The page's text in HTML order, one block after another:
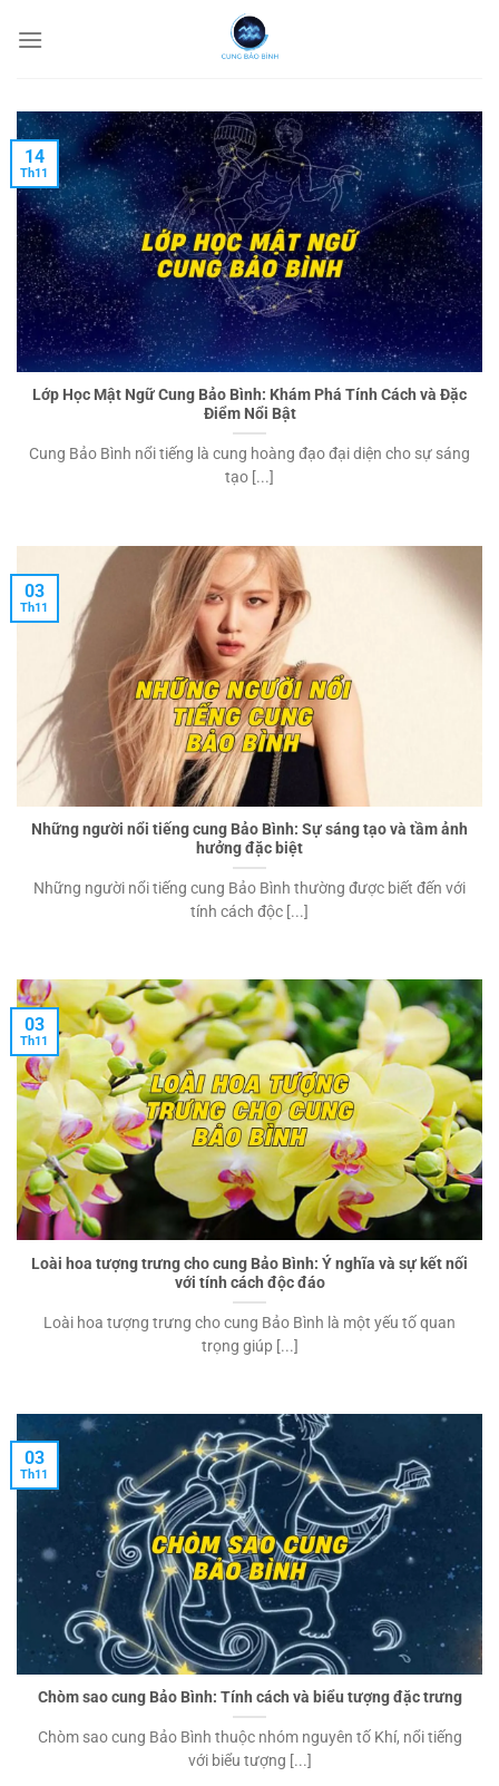
đến
Lớp Học Mật Ngữ Cung Bảo Bình: Khám Phá Tính Cách và Đặc
Điểm Nổi Bật
Cung Bảo Bình nổi tiếng là cung hoàng đạo đại diện cho sự sáng
tạo [...]
14
Th11
Những người nổi tiếng cung Bảo Bình: Sự sáng tạo và tầm ảnh
hưởng đặc biệt
Những người nổi tiếng cung Bảo Bình thường được biết đến với
tính cách độc [...]
03
Th11
Loài hoa tượng trưng cho cung Bảo Bình: Ý nghĩa và sự kết nối
với tính cách độc đáo
Loài hoa tượng trưng cho cung Bảo Bình là một yếu tố quan
trọng giúp [...]
03
Th11
Chòm sao cung Bảo Bình: Tính cách và biểu tượng đặc trưng
Chòm sao cung Bảo Bình thuộc nhóm nguyên tố Khí, nổi tiếng
với biểu tượng [...]
03
Th11